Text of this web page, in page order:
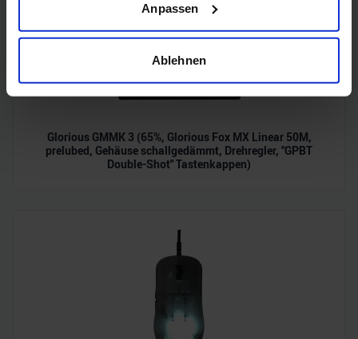
Informationen über Ihre geografische Lage erfassen,
welche bis auf einige Meter genau sein können
Ihr Gerät durch aktives Scannen nach bestimmten
Erfahren Sie mehr darüber, wie Ihre persönlichen Daten
Abschnitt Einzelheitenfest.
Wir verwenden Cookies, um Inhalte und Anzeigen zu
analysieren. Außerdem geben wir Informationen zu Ihrer
Verwendung unserer Website an unsere Partner für
soziale Medien, Werbung und Analysen weiter. Unsere
haben oder die sie im Rahmen Ihrer Nutzung der Dienste
Anpassen
Ablehnen
Glorious GMMK 3 (65%, Glorious Fox MX Linear 50M,
prelubed, Gehäuse schallgedämmt, Drehregler, "GPBT
Double-Shot" Tastenkappen)